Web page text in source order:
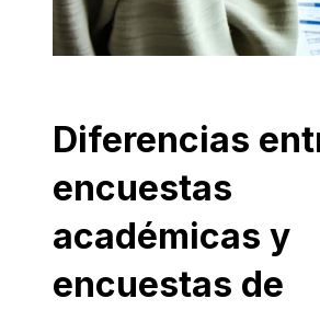
Diferencias
encuestas
académicas y
encuestas de